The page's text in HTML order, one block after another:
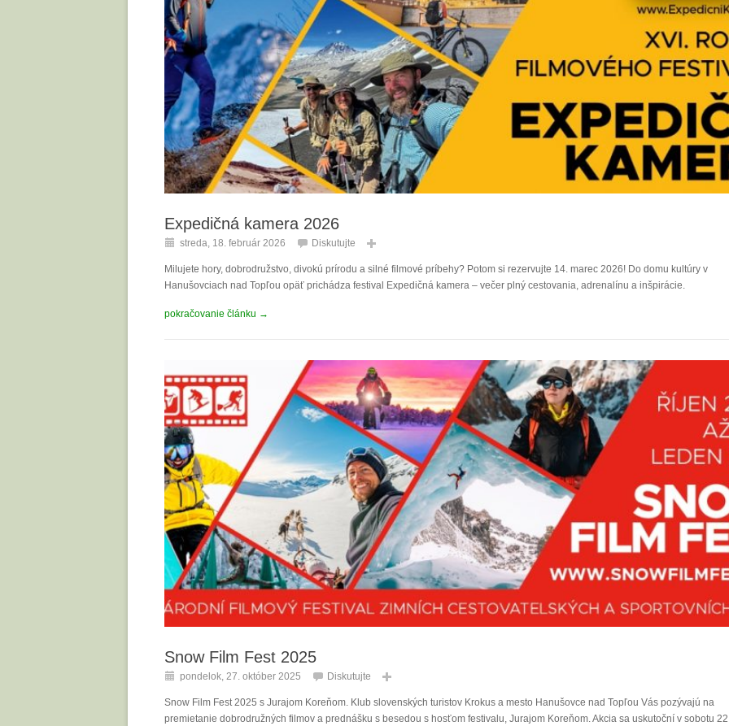
Expedičná kamera 2026
streda, 18. február 2026 Diskutujte
Milujete hory, dobrodružstvo, divokú prírodu a silné filmové príbehy? Potom si rezervujte 14. marec 2026! Do domu kultúry v
Hanušovciach nad Topľou opäť prichádza festival Expedičná kamera – večer plný cestovania, adrenalínu a inšpirácie.
pokračovanie článku →
Snow Film Fest 2025
pondelok, 27. október 2025 Diskutujte
Snow Film Fest 2025 s Jurajom Koreňom. Klub slovenských turistov Krokus a mesto Hanušovce nad Topľou Vás pozývajú na
premietanie dobrodružných filmov a prednášku s besedou s hosťom festivalu, Jurajom Koreňom. Akcia sa uskutoční v sobotu